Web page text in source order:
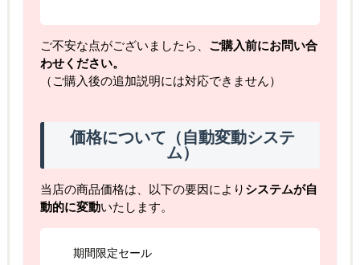
ご不安な点がございましたら、 ご購入前にお問い合
わせください。
（ご購入後の追加説明には対応できません）
価格について（自動変動システ
ム）
当店の商品価格は、以下の要因により システムが自
動的に変動いたします。
期間限定セール